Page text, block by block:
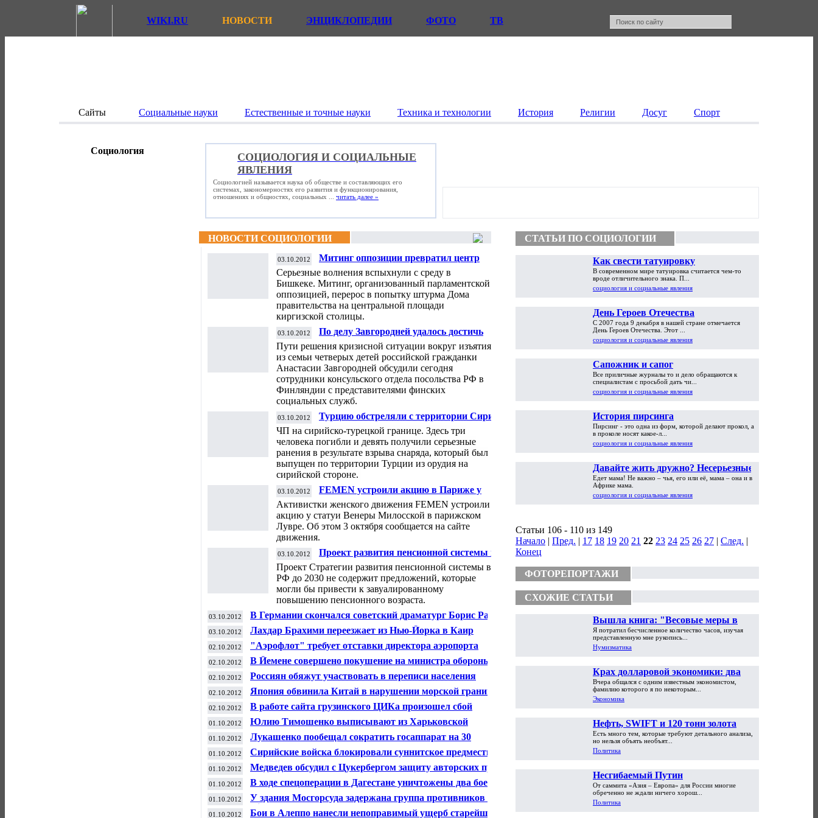
WIKI.RU НОВОСТИ ЭНЦИКЛОПЕДИИ ФОТО ТВ
Сайты Социальные науки Естественные и точные науки Техника и технологии История Религии Досуг Спорт
Социология
СОЦИОЛОГИЯ И СОЦИАЛЬНЫЕ
ЯВЛЕНИЯ
Социологией называется наука об обществе и составляющих его
системах, закономерностях его развития и функционирования,
отношениях и общностях, социальных ... читать далее »
НОВОСТИ СОЦИОЛОГИИ
03.10.2012
Митинг оппозиции превратил центр
Серьезные волнения вспыхнули с среду в
Бишкеке. Митинг, организованный парламентской
оппозицией, перерос в попытку штурма Дома
правительства на центральной площади
киргизской столицы.
03.10.2012
По делу Завгородней удалось достичь
определенных результатов, заявили в
посольстве РФ
Пути решения кризисной ситуации вокруг изъятия
из семьи четверых детей российской гражданки
Анастасии Завгородней обсудили сегодня
сотрудники консульского отдела посольства РФ в
Финляндии с представителями финских
социальных служб.
03.10.2012
Турцию обстреляли с территории Сирии.
Есть погибшие
ЧП на сирийско-турецкой границе. Здесь три
человека погибли и девять получили серьезные
ранения в результате взрыва снаряда, который был
выпущен по территории Турции из орудия на
сирийской стороне.
03.10.2012
FEMEN устроили акцию в Париже у
Активистки женского движения FEMEN устроили
акцию у статуи Венеры Милосской в парижском
Лувре. Об этом 3 октября сообщается на сайте
движения.
03.10.2012
Проект развития пенсионной системы не
содержит повышения пенсионного
возраста
Проект Стратегии развития пенсионной системы в
РФ до 2030 не содержит предложений, которые
могли бы привести к завуалированному
повышению пенсионного возраста.
03.10.2012 В Германии скончался советский драматург Борис Рацер
03.10.2012 Лахдар Брахими переезжает из Нью-Йорка в Каир
02.10.2012
"Аэрофлот" требует отставки директора аэропорта
Шереметьево
02.10.2012
В Йемене совершено покушение на министра обороны
страны
02.10.2012 Россиян обяжут участвовать в переписи населения
02.10.2012 Япония обвинила Китай в нарушении морской границы
02.10.2012 В работе сайта грузинского ЦИКа произошел сбой
01.10.2012
Юлию Тимошенко выписывают из Харьковской
клинической больницы
01.10.2012
Лукашенко пообещал сократить госаппарат на 30
процентов
01.10.2012
Сирийские войска блокировали суннитское предместье
Дамаска
01.10.2012
Медведев обсудил с Цукербергом защиту авторских прав в
интернете
01.10.2012 В ходе спецоперации в Дагестане уничтожены два боевика
01.10.2012
У здания Мосгорсуда задержана группа противников Рussy
Riot
01.10.2012
Бои в Алеппо нанесли непоправимый ущерб старейшему
СТАТЬИ ПО СОЦИОЛОГИИ
Как свести татуировку
В современном мире татуировка считается чем-то
вроде отличительного знака. П...
социология и социальные явления
День Героев Отечества
С 2007 года 9 декабря в нашей стране отмечается
День Героев Отечества. Этот ...
социология и социальные явления
Сапожник и сапог
Все приличные журналы то и дело обращаются к
специалистам с просьбой дать чи...
социология и социальные явления
История пирсинга
Пирсинг - это одна из форм, которой делают прокол, а
в проколе носят какое-л...
социология и социальные явления
Давайте жить дружно? Несерьезные
советы тёщам и свекровям
Едет мама! Не важно – чья, его или её, мама – она и в
Африке мама.
социология и социальные явления
Статьи 106 - 110 из 149
Начало | Пред. | 17 18 19 20 21 22 23 24 25 26 27 | След. |
Конец
ФОТОРЕПОРТАЖИ
СХОЖИЕ СТАТЬИ
Вышла книга: "Весовые меры в
торговой практике Античности и
Средневековья"
Я потратил бесчисленное количество часов, изучая
представленную мне рукопись...
Нумизматика
Крах долларовой экономики: два
пути обрушения
Вчера общался с одним известным экономистом,
фамилию которого я по некоторым...
Экономика
Нефть, SWIFT и 120 тонн золота
Есть много тем, которые требуют детального анализа,
но нельзя объять необъят...
Политика
Несгибаемый Путин
От саммита «Азия – Европа» для России многие
обреченно не ждали ничего хорош...
Политика